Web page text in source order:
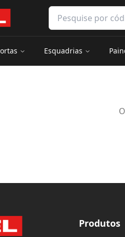
Pesquisar produtos
Esquadrias
Produtos